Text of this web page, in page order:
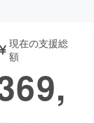
書籍・雑誌
現在の支援総
額